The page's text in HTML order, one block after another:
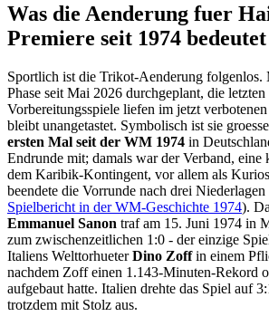
Was die Aenderung fuer
Premiere seit 1974 bedeutet
Sportlich ist die Trikot-Aenderung
Phase seit Mai 2026 durchgeplant, die letzten
Vorbereitungsspiele liefen im jetzt
bleibt unangetastet. Symbolisch ist sie
ersten Mal seit der WM 1974 in
Endrunde mit; damals war der Verband, eine
dem Karibik-Kontingent, vor allem als
beendete die Vorrunde nach drei Niederlagen
Spielbericht in der WM-Geschichte 1974).
Emmanuel Sanon traf am 15. Juni 1974 in
zum zwischenzeitlichen 1:0 - der einzige
Italiens WelttorhueterDino Zoffin einem
nachdem Zoff einen 1.143-Minuten-Rekord
aufgebaut hatte. Italien drehte das Spiel auf
trotzdem mit Stolz aus.